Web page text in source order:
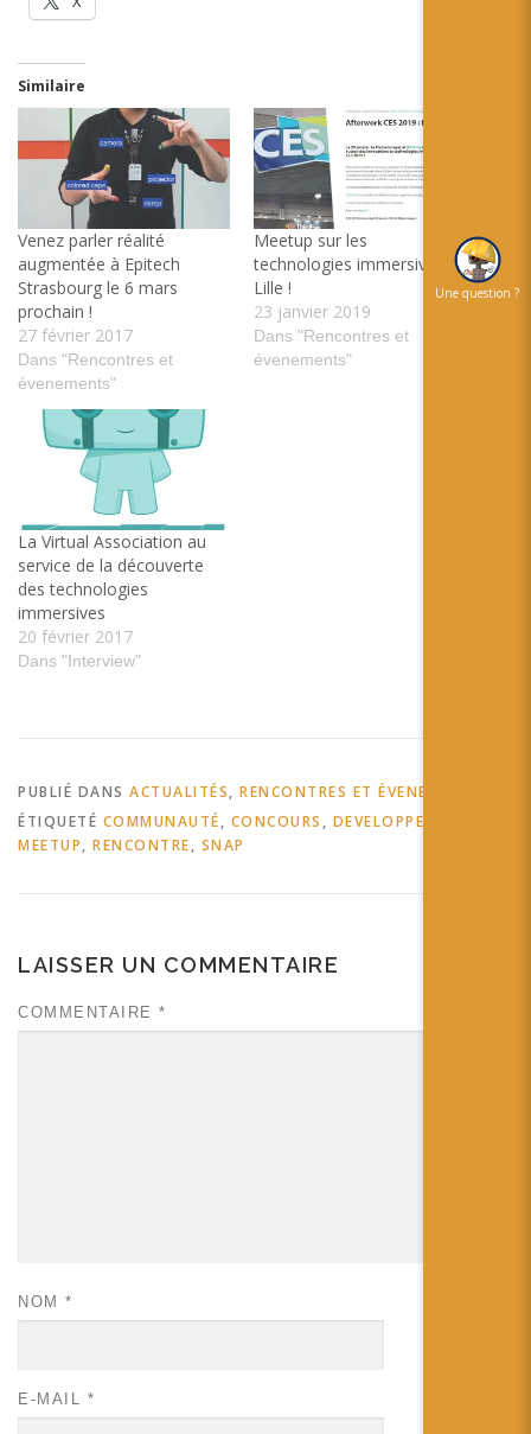
Similaire
Venez parler réalité
augmentée à Epitech
Strasbourg le 6 mars
prochain !
27 février 2017
Dans "Rencontres et
évenements"
Meetup sur les
technologies immersives à
Lille !
23 janvier 2019
Dans "Rencontres et
évenements"
La Virtual Association au
service de la découverte
des technologies
immersives
20 février 2017
Dans "Interview"
PUBLIÉ DANS ACTUALITÉS, RENCONTRES ET ÉVENEMENTS
ÉTIQUETÉ COMMUNAUTÉ, CONCOURS , DEVELOPPEMENT
MEETUP, RENCONTRE, SNAP
LAISSER UN COMMENTAIRE
COMMENTAIRE *
NOM *
E-MAIL *
Une question ?